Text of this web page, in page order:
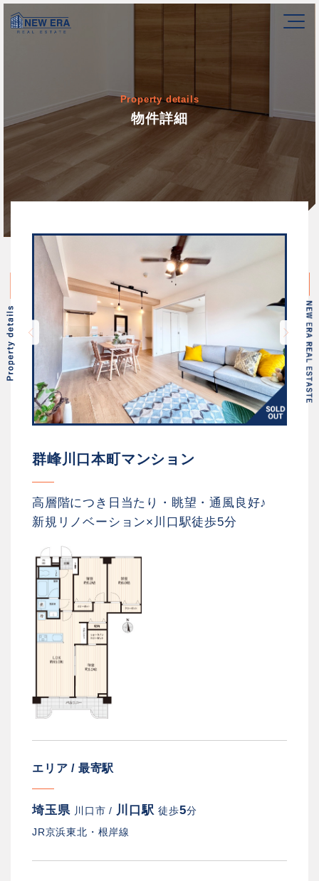
Property details
物件詳細
群峰川口本町マンション
高層階につき日当たり・眺望・通風良好♪
新規リノベーション×川口駅徒歩5分
エリア / 最寄駅
埼玉県 川口市 / 川口駅徒歩5分
JR京浜東北・根岸線